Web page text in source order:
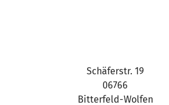
uploads/project/image/000/131/
uploads/project/image/000/131/
wir die nächsten Projekte auch
für die Einwohner
Schäferstr. 19
06766
Bitterfeld-Wolfen